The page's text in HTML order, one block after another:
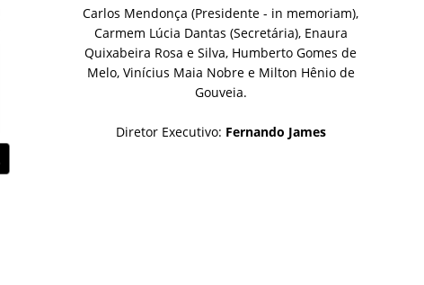
Carlos Mendonça (Presidente - in memoriam),
Carmem Lúcia Dantas (Secretária), Enaura
Quixabeira Rosa e Silva, Humberto Gomes de
Melo, Vinícius Maia Nobre e Milton Hênio de
Gouveia.
Diretor Executivo: Fernando James